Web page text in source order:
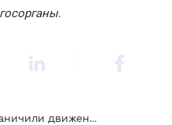
.
В Киеве до конца августа ограничили движение на эстакаде Южного моста